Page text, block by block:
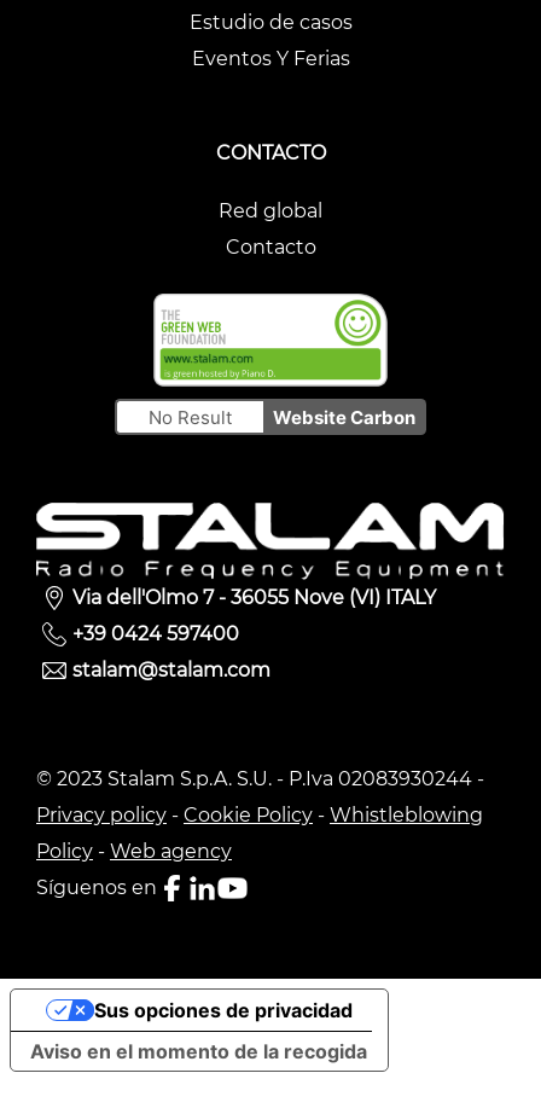
Estudio de casos
Eventos Y Ferias
CONTACTO
Red global
Contacto
No Result Website Carbon
Via dell'Olmo 7 - 36055 Nove (VI) ITALY
+39 0424 597400
stalam@stalam.com
© 2023 Stalam S.p.A. S.U. - P.Iva 02083930244 -
Privacy policy - Cookie Policy - Whistleblowing
Policy - Web agency
Síguenos en
Aviso en el momento de la recogida
Sus opciones de privacidad